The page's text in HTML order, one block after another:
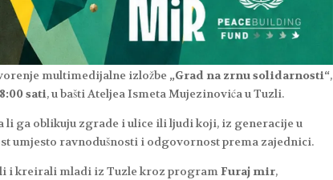
multimedijalne izložbe „Grad na zrnu solidarnosti“,
sati, u bašti Ateljea Ismeta Mujezinovića u Tuzli.
li ga oblikuju zgrade i ulice ili ljudi koji, iz generacije u
umjesto ravnodušnosti i odgovornost prema zajednici.
i kreirali mladi iz Tuzle kroz programFuraj mir,